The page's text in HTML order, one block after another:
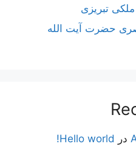
ملکی تبریزی
حضرت آیت الله
در Hello world!